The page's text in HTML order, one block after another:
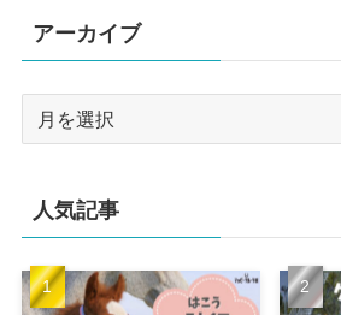
リ
ー
アーカイブ
ブ
人気記事